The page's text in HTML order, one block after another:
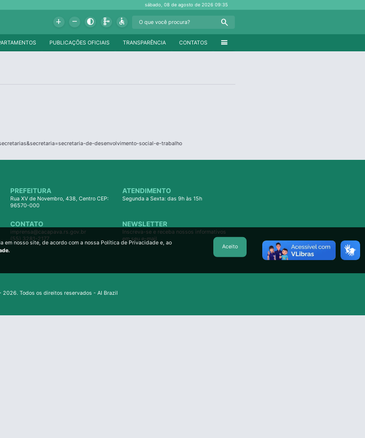
sábado, 08 de agosto de 202609:35
Add Remove Contrast Schema Accessible Search
menu
CONTATOS
TRANSPARÊNCIA
PUBLICAÇÕES OFICIAIS
de-desenvolvimento-social-e-trabalho
PREFEITURA
Rua XV de Novembro, 438, Centro CEP:
96570-000
ATENDIMENTO
Segunda a Sexta: das 9h às 15h
CONTATO
imprensa@cacapava.rs.gov.br
(55) 3281-2177
NEWSLETTER
Inscreva-se e receba nossos informativos
em seu e-mail
Todos os direitos reservados - AI Brazil
nosso site, de acordo com a nossa Política de Privacidade e, ao
Aceito